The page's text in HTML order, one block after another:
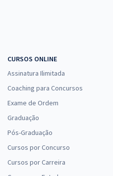
CURSOS ONLINE
Assinatura Ilimitada
Coaching para Concursos
Exame de Ordem
Graduação
Pós-Graduação
Cursos por Concurso
Cursos por Carreira